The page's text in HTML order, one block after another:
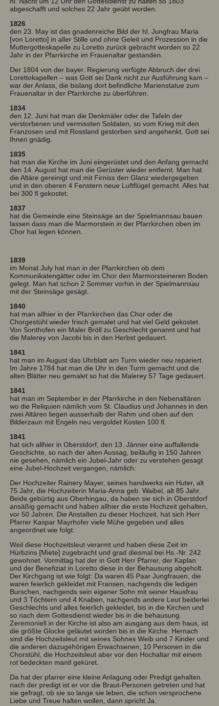
abgeschafft und solches 22 Jahr geübt worden.
1826
den 23. May ist das gnadenreiche Bild der hl. Jungfrau Maria
[von Loretto] in aller Stille und ohne Geleit und Prozession in die
Muttergotteskapelle zu Loretto zurück gebracht worden so 22
Jahr in der Pfarrkirche im Frauenaltar gestanden.
Der 1804 von der bayer. Regierung verfügte Abbruch der drei
Lorettokapellen – was Gott sei Dank nicht zur Ausführung kam –
war der Anlass, die bislang dort befindliche Marienstatue zum
Frauenaltar in der Pfarrkirche zu überführen.
1834
den 12. Juni hat man die Denkmäler oder die Tafeln der
verstorbenen und vermissten Soldaten, so vom Krieg mit den
Franzosen und mit Rossland gestorben sind angehenkt. Gott sei
Ihnen gnädig.
1835
hat man die Kirche im Juni eingerüstet und den Anfang gemacht
den 14. August hat man die Gerüster wieder entfernt. Man hat
die Altäre gereinigt und mit Firniss den Glanz wiedergegeben
und in den oberen 4 Fenstern neue Luftflügel gemacht. Alles hat
bei 300 fl gekostet.
1837
hat die Gemeinde eine Steinsäge an der Spielmannsau bauen
lassen dass man die Marmorstein in der Pfarrkirchen oben im
Chor hat legen können.
1839
im Monat July hat man in der Pfarrkirchen ob dem
Kommunikatengätter oder im Chor den Marmorsteineren Boden
gelegt. Man hat schon 2 Sommer vorhin in der Spielmannsau
mit der Steinsäge gesägt.
1840
hat man allhier in der Pfarrkirchen das Chor oder die
Chorgestühl wieder frisch gemalet und hat viel Geld gekostet.
Von Sonthofen ein Maler Bröll zu Geschlecht genannt und hat
die Malerey von Jacobi bis in den Herbst gedauert.
1841
hat man im August das Uhrblatt am Turm wieder neu repariert.
Im Jahre 1784 hat man die Uhr in den Turm gemacht und die
alten Blätter neu gemalet so hat die Malerey 57 Tage gedauert.
1841
hat man im September in der Pfarrkirche in den Nebenaltären
wo die Reliquien nämlich vom St. Claudius und Johannes in den
zwei Altären liegen ausserhalb der Rahm und oben auf den
Bilderzaun mit Engeln neu vergoldet Kosten 100 fl.
1841
hat sich allhier in Oberstdorf, den 13. Jänner eine auffallende
Geschichte, so nach der alten Aussag, beiläufig in 150 Jahren
nie gesehen, nämlich ein Jubel-Jahr oder zu verstehen gesagt
eine Jubel-Hochzeit vergangen, nämlich:
Der Hochzeiter Rainery Mayer, seines handwerks ein Huter, alt
75 Jahr, die Hochzeiterin Maria-Anna geb. Waibel, alt 85 Jahr.
Beide gebürtig aus Oberhingau, da haben sie sich in Oberstdorf
ansäßig gemacht und haben allhier die erste Hochzeit gehalten,
vor 50 Jahren. Die Anstalten zu dieser Hochzeit, hat sich Herr
Pfarrer Kaspar Mayrhofer viele Mühe gegeben und alles
angeordnet wie folgt:
Weil diese Hochzeitsleut verarmt und haben diese Zeit im
Hürbzins [Miete] zugebracht und grad diesmal bei Hs.-Nr. 242
gewohnet. Vormittag hat der in Gott Herr Pfarrer, der Kaplan
und der Benefiziat in Loretto diese in der Behausung abgeholt.
Der Kirchgang ist wie folgt: Da waren 45 Paar Jungfrauen, die
waren feierlich gekleidet mit Fransen, nachgends die ledigen
Burschen, nachgends sein eigener Sohn mit seiner Hausfrau
und 3 Töchtern und 4 Knaben, nachgends andere Leut beiderlei
Geschlechts und alles feierlich gekleidet, bis in die Kirchen und
so nach dem Gottesdienst wieder bis in die behausung.
Zeremoniell in der Kirche ist also am ausgang aus dem haus, ist
die größte Glocke geläutet worden bis in die Kirche. Hernach
sind die Hochzeitsleut mit seines Sohnes Weib und 7 Kinder und
die anderen dazugehörigen Erwachsenen, 10 Personen in die
Chorstühl, die Hochzeitsleut aber vor den Hochaltar mit einem
rot bedeckten mantl geküret.
Da hat der pfarrer eine kleine Anlagung oder Predigt gehalten.
nach der predigt ist er vor die Braut-Personen getreten und hat
sie gefragt, ob sie so lange sie leben, die schon versprochene
Liebe und Treue halten wollen, dann spricht Ja.